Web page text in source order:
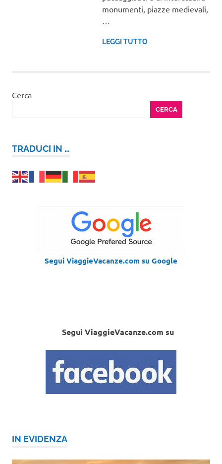
monumenti, piazze medievali,
LEGGI TUTTO
Cerca
CERCA
TRADUCI IN …
Segui ViaggieVacanze.com su Google
Segui ViaggieVacanze.com su
IN EVIDENZA